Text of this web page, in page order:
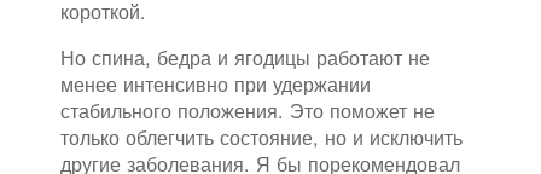
короткой.
Но спина, бедра и ягодицы работают не
менее интенсивно при удержании
стабильного положения. Это поможет не
только облегчить состояние, но и исключить
другие заболевания. Я бы порекомендовал